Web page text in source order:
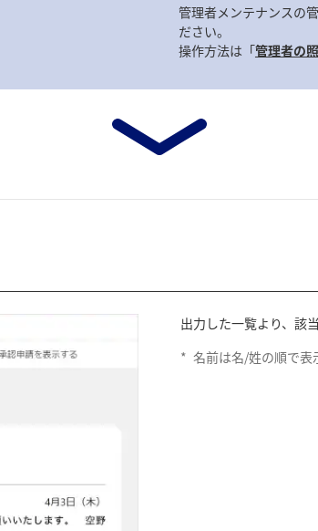
管理者メンテナンスの
ださい。
操作方法は「管理者の
出力した一覧より、該
* 名前は名/姓の順で表